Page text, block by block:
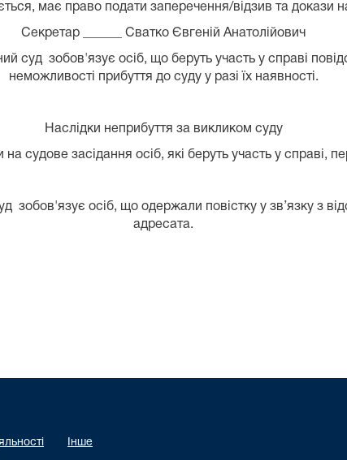
має право подати заперечення/відзив та докази
Секретар ______ Сватко Євгеній Анатолійович
суд зобов'язує осіб, що беруть участь у справі
неможливості прибуття до суду у разі їх наявності.
Наслідки неприбуття за викликом суду
судове засідання осіб, які беруть участь у справі,
зобов'язує осіб, що одержали повістку у зв’язку з
адресата.
Інше